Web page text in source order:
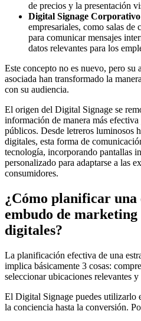
de precios y la presentación
Digital Signage
empresariales, como salas de
para comunicar mensajes
datos relevantes para los
Este concepto no es nuevo, pero
asociada han transformado la
con su audiencia.
El origen del Digital Signage se
información de manera más
públicos. Desde letreros luminosos
digitales, esta forma de
tecnología, incorporando pantallas
personalizado para adaptarse a las
consumidores.
¿Cómo planificar una
embudo de marketing
digitales?
La planificación efectiva de una
implica básicamente 3 cosas:
seleccionar ubicaciones relevantes
El Digital Signage puedes utilizarlo
la conciencia hasta la conversión.